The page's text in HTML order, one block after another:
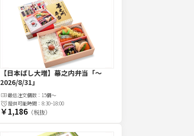
【日本ばし大増】幕之内弁当 「～
2026/8/31」
最低注文個数： 15個～
提供可能時間： 8:30~18:00
￥1,186（税抜）